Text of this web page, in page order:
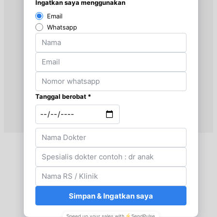
Kamis, 20/08/2026
Jam 18:00 - 20:00
Sabtu, 22/08/2026
Jam 07:00 - 08:00
Minggu, 23/08/2026
Jam 11:00 - 12:00
Selasa, 25/08/2026
Jam 16:00 - 17:00
Selasa, 25/08/2026
Jam 17:00 - 19:00
Kamis, 27/08/2026
Jam 17:00 - 18:00